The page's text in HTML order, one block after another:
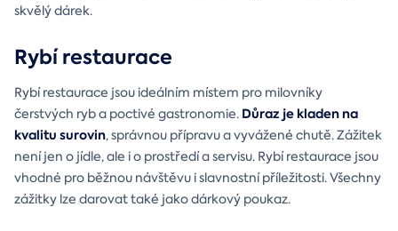
skvělý dárek.
Rybí restaurace
Rybí restaurace jsou ideálním místem pro milovníky
čerstvých ryb a poctivé gastronomie. Důraz je kladen na
kvalitu surovin, správnou přípravu a vyvážené chutě. Zážitek
není jen o jídle, ale i o prostředí a servisu. Rybí restaurace jsou
vhodné pro běžnou návštěvu i slavnostní příležitosti. Všechny
zážitky lze darovat také jako dárkový poukaz.